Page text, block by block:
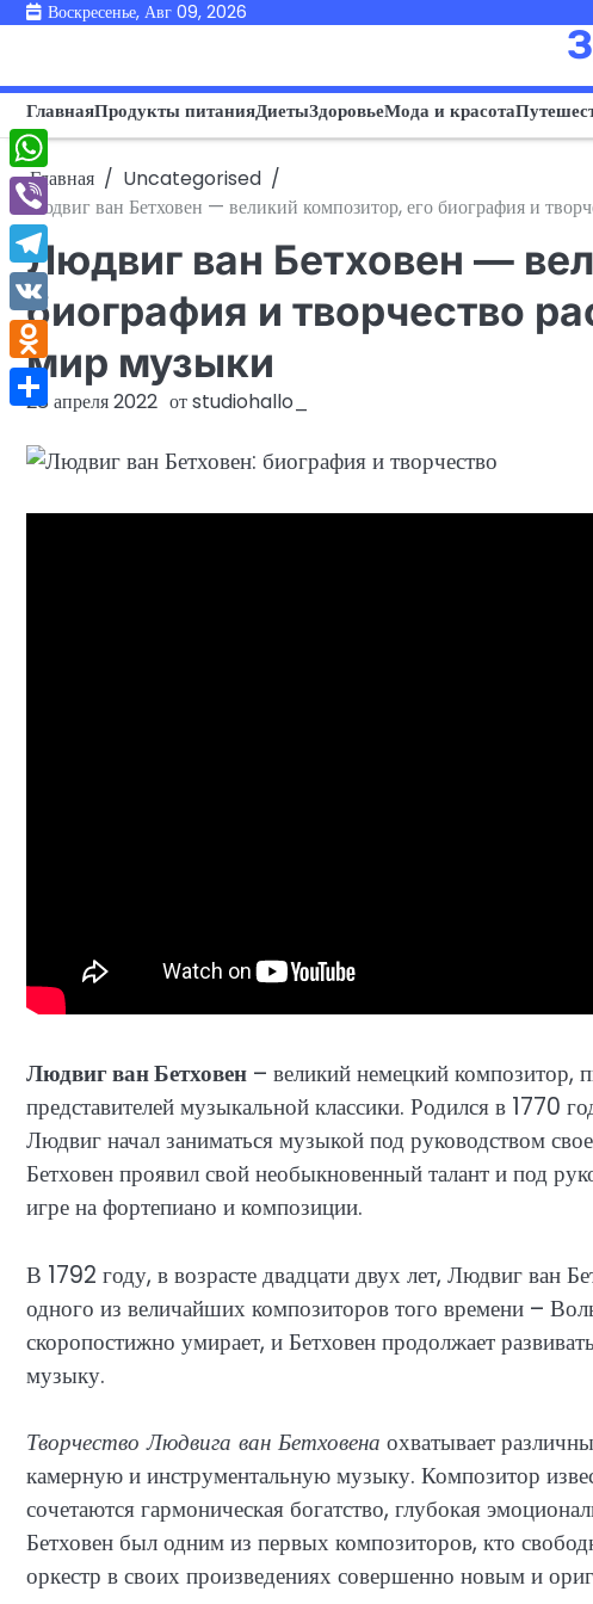
ПерейтиВоскресенье, Авг 09, 2026
ГлавнаяПродукты питанияДиетыЗдоровьеМода и красота
Главная
Uncategorised
Людвиг ван Бетховен — великий композитор, его биография и
Людвиг ван Бетховен —
биография и творчество
мир музыки
28 апреля 2022 отstudiohallo_
Людвиг ван Бетховен – великий немецкий композитор,
представителей музыкальной классики. Родился в 1770
Людвиг начал заниматься музыкой под руководством
Бетховен проявил свой необыкновенный талант и под
игре на фортепиано и композиции.
В 1792 году, в возрасте двадцати двух лет, Людвиг ван
одного из величайших композиторов того времени –
скоропостижно умирает, и Бетховен продолжает
музыку.
Творчество Людвига ван Бетховена охватывает
камерную и инструментальную музыку. Композитор
сочетаются гармоническая богатство, глубокая
Бетховен был одним из первых композиторов, кто
оркестр в своих произведениях совершенно новым и
WhatsApp
Viber
Telegram
VK
Odnoklassniki